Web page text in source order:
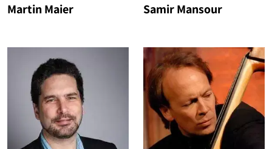
Martin Maier Samir Mansour